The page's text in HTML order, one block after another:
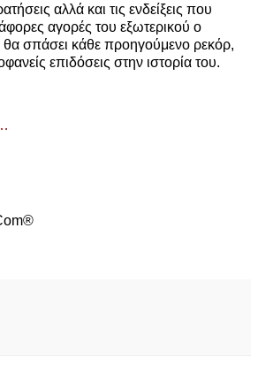
αλλά και τις ενδείξεις που
αγορές του εξωτερικού ο
θα σπάσει κάθε προηγούμενο ρεκόρ,
επιδόσεις στην ιστορία του.